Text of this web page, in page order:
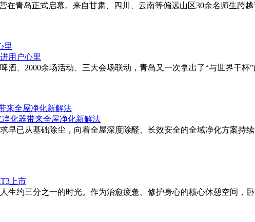
在青岛正式启幕。来自甘肃、四川、云南等偏远山区30余名师生跨
里
酒、2000余场活动、三大会场联动，青岛又一次拿出了“与世界干
来全屋净化新解法
早已从基础除尘，向着全屋深度除醛、长效安全的全域净化方案持
生约三分之一的时光。作为治愈疲惫、修护身心的核心休憩空间，